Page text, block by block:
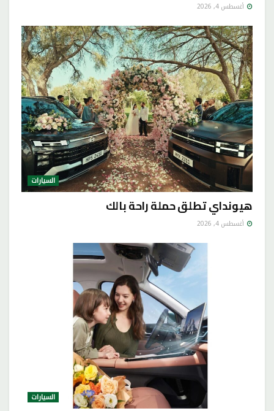
أغسطس 4, 2026
السيارات
هيونداي تطلق حملة راحة بالك
أغسطس 4, 2026
السيارات